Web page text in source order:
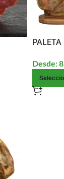
PALETA
Desde: